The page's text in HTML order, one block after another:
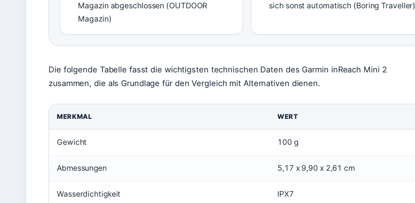
Magazin abgeschlossen (OUTDOOR
Magazin)
sich sonst automatisch (Boring Traveller)
Die folgende Tabelle fasst die wichtigsten technischen Daten des Garmin inReach Mini 2
zusammen, die als Grundlage für den Vergleich mit Alternativen dienen.
MERKMAL WERT
Gewicht 100 g
Abmessungen 5,17 x 9,90 x 2,61 cm
Wasserdichtigkeit IPX7